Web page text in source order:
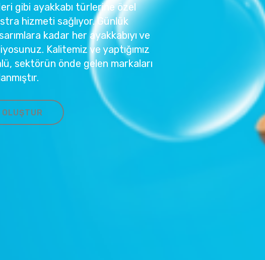
gibi ayakkabı türlerine özel
hizmeti sağlıyor. Günlük
kadar her ayakkabıyı ve
Kalitemiz ve yaptığımız
sektörün önde gelen markaları